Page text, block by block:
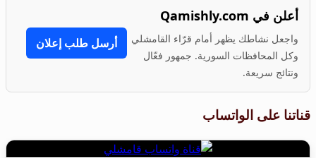
أعلن في Qamishly.com
واجعل نشاطك يظهر أمام قرّاء القامشلي
وكل المحافظات السورية. جمهور فعّال
ونتائج سريعة.
أرسل طلب إعلان
قناتنا على الواتساب